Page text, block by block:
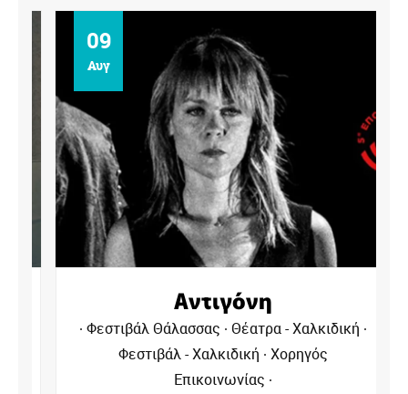
09
Αυγ
Αντιγόνη
Φεστιβάλ Θάλασσας Θέατρα - Χαλκιδική
Φεστιβάλ - Χαλκιδική Χορηγός
Επικοινωνίας